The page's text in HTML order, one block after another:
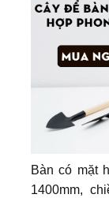
Bàn có mặt
1400mm,